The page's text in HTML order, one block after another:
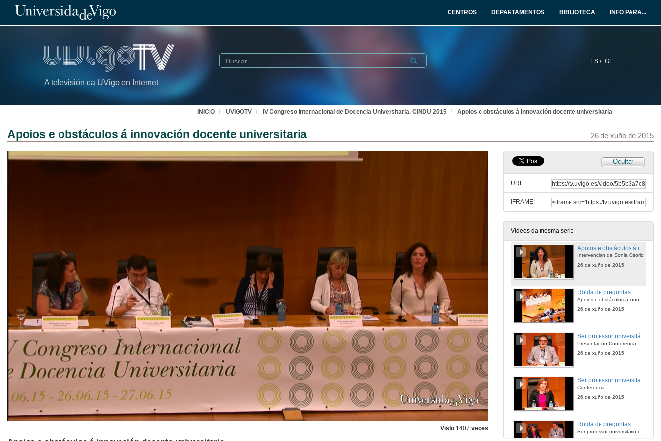
CENTROS DEPARTAMENTOS BIBLIOTECA INFO PARA...
A televisión da UVigo en Internet
ES / GL
Buscar Submit
INICIO UVIGOTV IV Congreso Internacional de Docencia Universitaria. CINDU 2015 Apoios e obstáculos á innovación docente universitaria
Apoios e obstáculos á innovación docente universitaria 26 de xuño de 2015
Visto 1407 veces
Ocultar
URL:
IFRAME:
Vídeos da mesma serie
Cuarteto Aurum
26 de xuño de 2015
Apoios e obstáculos á innovación docente universitaria
Intervención de José Luis Losada
Apoios e obstáculos á innovación docente universitaria
Intervención de Gloria Zaballa
26 de xuño de 2015
Apoios e obstáculos á innovación docente universitaria
Intervención de Sonia Osorio
26 de xuño de 2015
Rolda de preguntas
Apoios e obstáculos á innovación docente universitaria
26 de xuño de 2015
Ser professor universitário em tempos adversos
Presentación Conferencia
26 de xuño de 2015
Conferencia
26 de xuño de 2015
Rolda de preguntas
Ser professor universitário em tempos adversos